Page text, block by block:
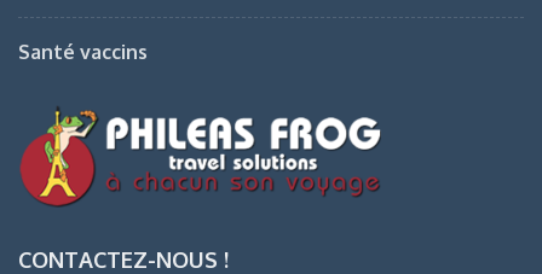
Santé vaccins
CONTACTEZ-NOUS !